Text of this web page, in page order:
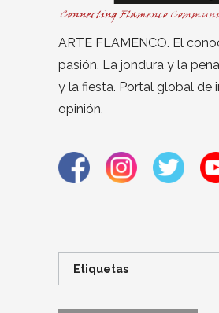
ARTE FLAMENCO. El
pasión. La jondura y la
y la fiesta. Portal global de
opinión.
Etiquetas